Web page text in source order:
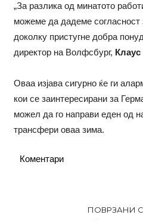
„За разлика од минатото
можеме да дадеме
доколку пристугне добра
директор на Волфсбург,
Оваа изјава сигурно ќе ги
кои се заинтересирани за
можел да го направи еден од
трансфери оваа зима.
Коментари
ПОВРЗАНИ